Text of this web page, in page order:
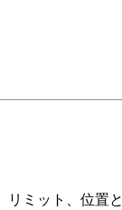
ミット、位置